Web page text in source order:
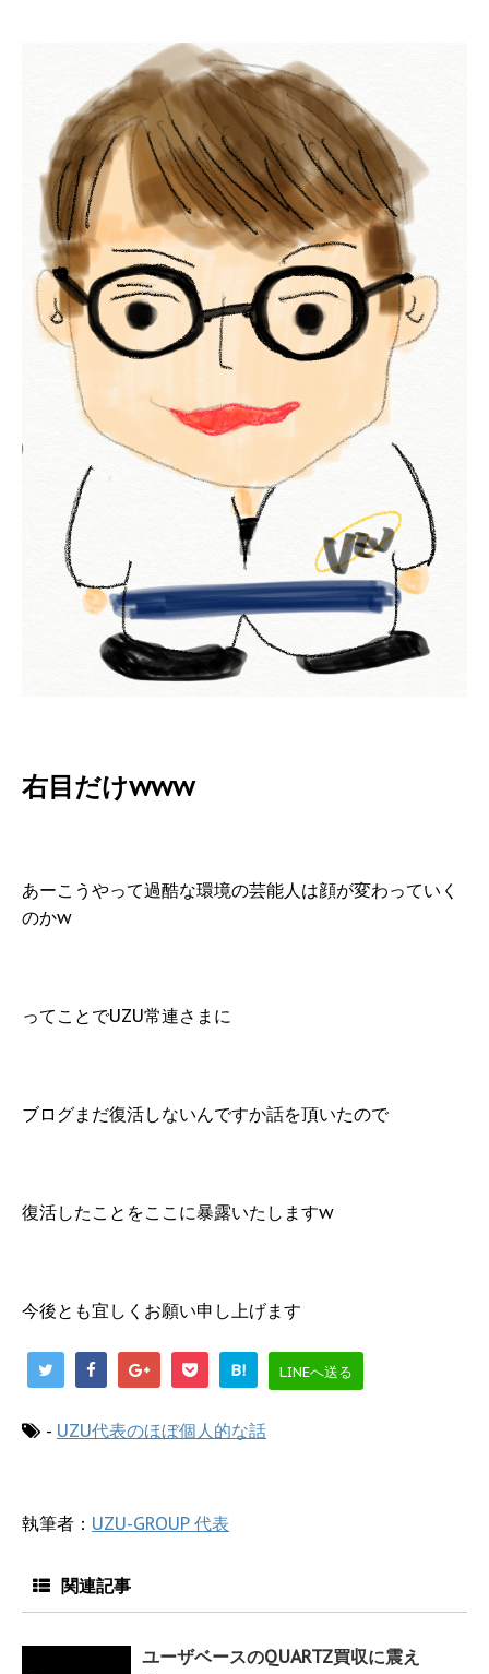
右目だけwww
あーこうやって過酷な環境の芸能人は顔が変わっていく
のかw
ってことでUZU常連さまに
ブログまだ復活しないんですか話を頂いたので
復活したことをここに暴露いたしますw
今後とも宜しくお願い申し上げます
B! LINEへ送る
- UZU代表のほぼ個人的な話
執筆者： UZU-GROUP 代表
関連記事
ユーザベースのQUARTZ買収に震え